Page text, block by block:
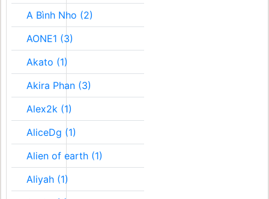
A Bình Nho (2)
AONE1 (3)
Akato (1)
Akira Phan (3)
Alex2k (1)
AliceDg (1)
Alien of earth (1)
Aliyah (1)